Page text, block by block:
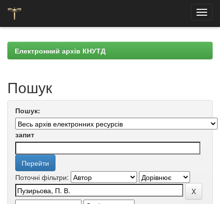
navigationЕлектронний архів КНУТД
Пошук
Пошук:
запит
Поточні фільтри: